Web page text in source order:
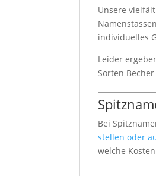
Unsere
individuelles
Leider
Sorten
Bei
stellen oder
welche